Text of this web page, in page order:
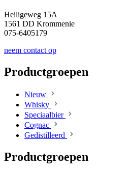
Heiligeweg 15A
1561 DD Krommenie
075-6405179
neem contact op
Productgroepen
Nieuw
Whisky
Speciaalbier
Cognac
Gedistilleerd
Productgroepen